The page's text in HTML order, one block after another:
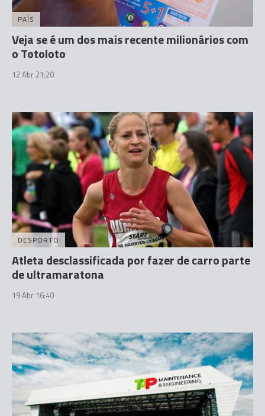
PAÍS
Veja se é um dos mais recente milionários com
o Totoloto
12 Abr 21:20
DESPORTO
Atleta desclassificada por fazer de carro parte
de ultramaratona
19 Abr 16:40